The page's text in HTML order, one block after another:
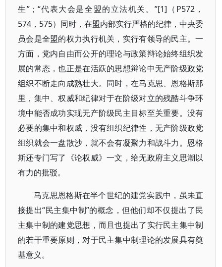
生”；“代表大会是全盟的立法机关。”[1]（P572，
574，575）同时，在盟内部实行严格的纪律，中央委
员会是全盟的权力执行机关，实行有领导的民主。一
方面，党内自由而公开的理论与政策辩论始终组织发
展的常态，也正是在活跃的思想辩论中无产阶级政党
组织不断走向成熟壮大。同时，在马克思、恩格斯那
里，集中、权威和纪律对于在阶级对立的残酷斗争环
境中能否成功实现无产阶级民主目标至关重要。没有
必要的集中和权威，没有组织纪律性，无产阶级政党
组织就会一盘散沙，就不会有凝聚力和战斗力。恩格
斯还专门写了《论权威》一文，给无政府主义思潮以
有力的批驳。
马克思恩格斯在半个世纪的建党实践中，虽未直
接提出“民主集中制”的概念，但他们却不仅提出了民
主集中制的建党思想，而且也提出了实行民主集中制
的若干重要原则，对于民主集中制理论的发展具有奠
基意义。